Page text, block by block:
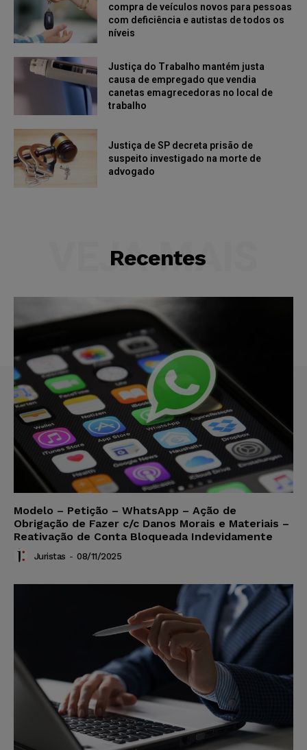
compra de veículos novos para pessoas
com deficiência e autistas de todos os
níveis
Justiça do Trabalho mantém justa
causa de empregado que vendia
canetas emagrecedoras no local de
trabalho
Justiça de SP decreta prisão de
suspeito investigado na morte de
advogado
Recentes
VEJA MAIS
Modelo – Petição – WhatsApp – Ação de
Obrigação de Fazer c/c Danos Morais e Materiais –
Reativação de Conta Bloqueada Indevidamente
Juristas - 08/11/2025